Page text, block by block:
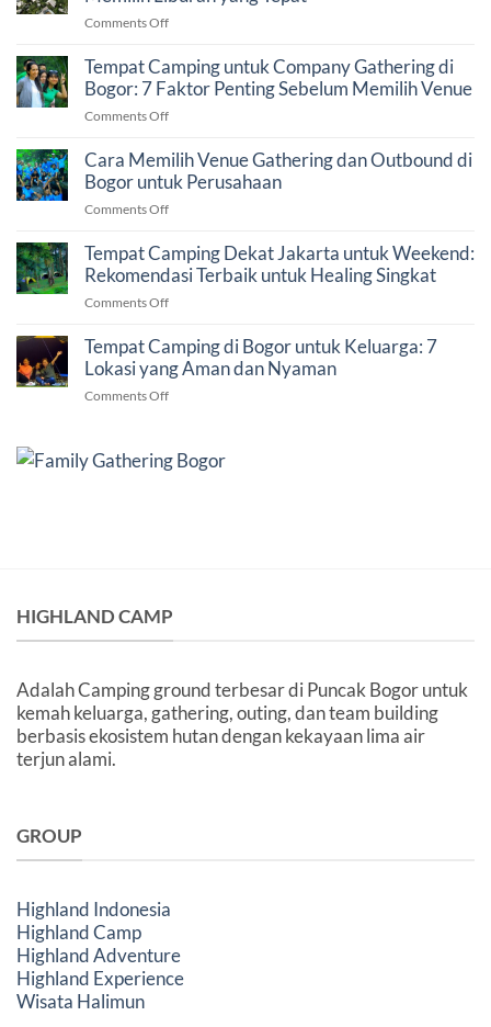
Comments Offon
atau
Glamping
di
Bogor?
Memilih
Liburan
Tempat Camping untuk Company Gathering di
Bogor: 7 Faktor Penting Sebelum Memilih Venue
Comments Offon
Camping
untuk
Company
Gathering
Bogor:
7
Memilih
Venue
Cara Memilih Venue Gathering dan Outbound di
Bogor untuk Perusahaan
Comments Offon
Memilih
Venue
Gathering
dan
di
Bogor
Tempat Camping Dekat Jakarta untuk Weekend:
Rekomendasi Terbaik untuk Healing Singkat
Comments Offon
Camping
Dekat
Jakarta
untuk
Terbaik
Tempat Camping di Bogor untuk Keluarga: 7
Lokasi yang Aman dan Nyaman
Comments Offon
di
Bogor
dan
HIGHLAND CAMP
Adalah Camping ground terbesar di Puncak Bogor untuk
kemah keluarga, gathering, outing, dan team building
berbasis ekosistem hutan dengan kekayaan lima air
terjun alami.
GROUP
Highland Indonesia
Highland Camp
Highland Adventure
Highland Experience
Wisata Halimun